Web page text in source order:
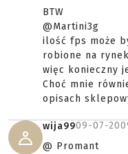
BTW
@Martini3g
ilość fps może
robione na
więc konieczny
Choć mnie
opisach
wija9909-07-
@ Promant